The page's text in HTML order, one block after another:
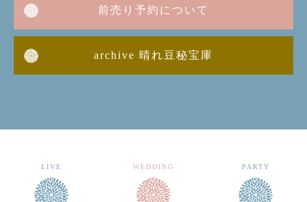
前売り予約について
archive 晴れ豆秘宝庫
LIVE WEDDING PARTY